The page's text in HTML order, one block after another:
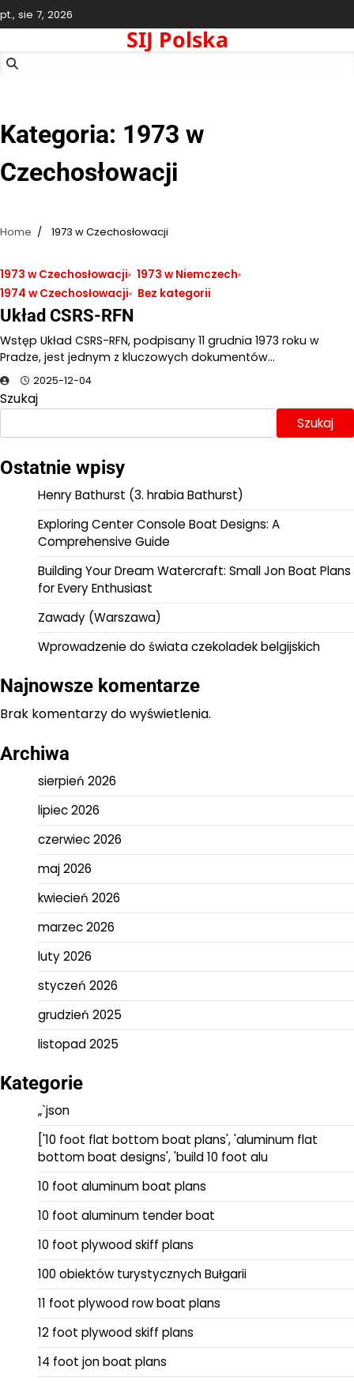
Skip
to
pt., sie 7, 2026
SIJ Polska
Kategoria: 1973 w
Czechosłowacji
Home 1973 w Czechosłowacji
1973 w Czechosłowacji
1973 w Niemczech
1974 w Czechosłowacji
Bez kategorii
Układ CSRS-RFN
Wstęp Układ CSRS-RFN, podpisany 11 grudnia 1973 roku w
Pradze, jest jednym z kluczowych dokumentów…
2025-12-04
Szukaj
Szukaj
Ostatnie wpisy
Henry Bathurst (3. hrabia Bathurst)
Exploring Center Console Boat Designs: A
Comprehensive Guide
Building Your Dream Watercraft: Small Jon Boat Plans
for Every Enthusiast
Zawady (Warszawa)
Wprowadzenie do świata czekoladek belgijskich
Najnowsze komentarze
Brak komentarzy do wyświetlenia.
Archiwa
sierpień 2026
lipiec 2026
czerwiec 2026
maj 2026
kwiecień 2026
marzec 2026
luty 2026
styczeń 2026
grudzień 2025
listopad 2025
Kategorie
„`json
['10 foot flat bottom boat plans', 'aluminum flat
bottom boat designs', 'build 10 foot alu
10 foot aluminum boat plans
10 foot aluminum tender boat
10 foot plywood skiff plans
100 obiektów turystycznych Bułgarii
11 foot plywood row boat plans
12 foot plywood skiff plans
14 foot jon boat plans